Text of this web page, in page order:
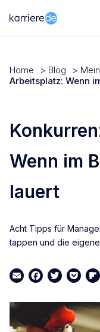
Home > Blog >
Arbeitsplatz: Wenn
Wenn im
lauert
Acht Tipps für
tappen und die
EmailFacebook
TwitterPocket